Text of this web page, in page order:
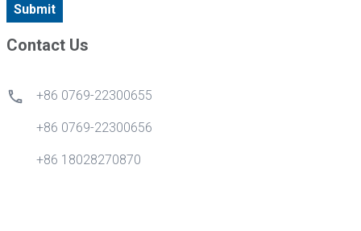
Contact Us
+86 0769-22300655
+86 0769-22300656
+86 18028270870
Submit